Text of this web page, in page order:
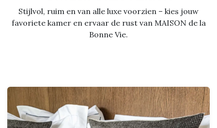
Stijlvol, ruim en van alle luxe voorzien – kies jouw
favoriete kamer en ervaar de rust van MAISON de la
Bonne Vie.